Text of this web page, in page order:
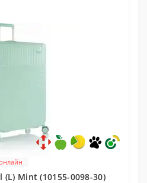
(L) Mint (10155-0098-30)